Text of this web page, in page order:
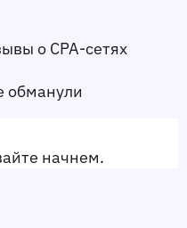
о CPA-сетях
обманули
начнем.